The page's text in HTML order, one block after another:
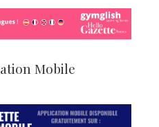
Mobile